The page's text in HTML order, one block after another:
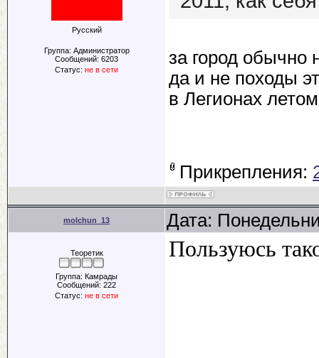
Русский
Группа: Администратор
Сообщений: 6203
Статус: не в сети
за город обычно
да и не походы
в Легионах
Прикрепления:
molchun_13 Дата:
Теоретик
Группа: Камрады
Сообщений: 222
Статус: не в сети
Пользуюсь